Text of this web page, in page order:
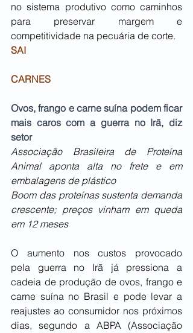
no sistema produtivo como caminhos
para preservar margem e
competitividade na pecuária de corte.
SAI
CARNES
Ovos, frango e carne suína podem ficar
mais caros com a guerra no Irã, diz
setor
Associação Brasileira de Proteína
Animal aponta alta no frete e em
embalagens de plástico
Boom das proteínas sustenta demanda
crescente; preços vinham em queda
em 12 meses
O aumento nos custos provocado
pela guerra no Irã já pressiona a
cadeia de produção de ovos, frango e
carne suína no Brasil e pode levar a
reajustes ao consumidor nos próximos
dias, segundo a ABPA (Associação